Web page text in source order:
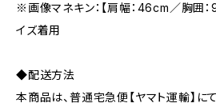
※画像マネキン：【肩幅：46cm／胸囲
イズ着用
◆配送方法
本商品は、普通宅急便【ヤマト運輸】に